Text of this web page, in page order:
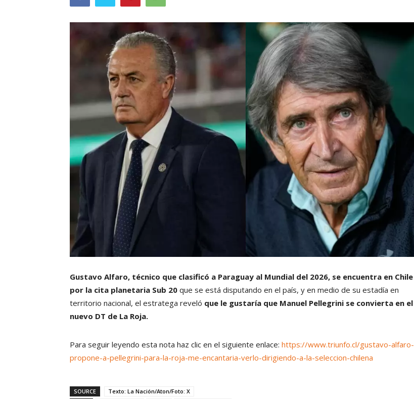
Gustavo Alfaro, técnico que clasificó a Paraguay al Mundial del 2026, se encuentra en Chile
por la cita planetaria Sub 20 que se está disputando en el país, y en medio de su estadía en
territorio nacional, el estratega reveló que le gustaría que Manuel Pellegrini se convierta en el
nuevo DT de La Roja.
Para seguir leyendo esta nota haz clic en el siguiente enlace: https://www.triunfo.cl/gustavo-alfaro-
propone-a-pellegrini-para-la-roja-me-encantaria-verlo-dirigiendo-a-la-seleccion-chilena
SOURCE
Texto: La Nación/Aton/Foto: X